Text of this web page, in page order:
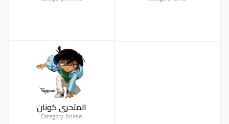
المتحري كونان
Category: Anime